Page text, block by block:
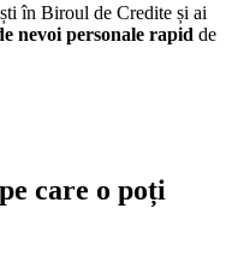
în Biroul de Credite și ai
nevoi personale rapid de
care o poți